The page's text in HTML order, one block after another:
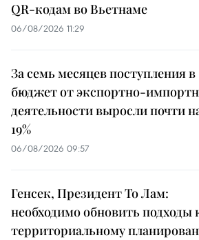
QR-кодам во Вьетнаме
06/08/2026 11:29
За семь месяцев поступления в
бюджет от экспортно-
деятельности выросли почти
19%
06/08/2026 09:57
Генсек, Президент То Лам:
необходимо обновить подходы
территориальному